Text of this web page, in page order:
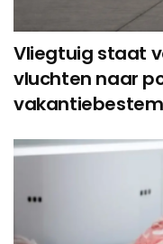
Vliegtuig staat
vluchten naar